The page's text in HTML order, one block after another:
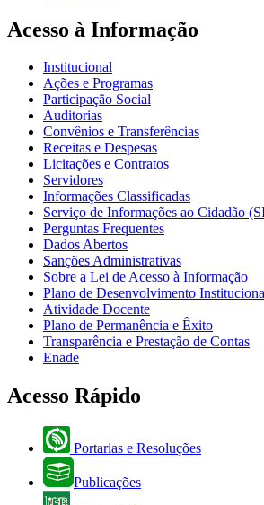
Acesso à Informação
Institucional
Ações e Programas
Participação Social
Auditorias
Convênios e Transferências
Receitas e Despesas
Licitações e Contratos
Servidores
Informações Classificadas
Serviço de Informações ao Cidadão
Perguntas Frequentes
Dados Abertos
Sanções Administrativas
Sobre a Lei de Acesso à Informação
Plano de Desenvolvimento
Atividade Docente
Plano de Permanência e Êxito
Transparência e Prestação de Contas
Enade
Acesso Rápido
Portarias e Resoluções
Publicações